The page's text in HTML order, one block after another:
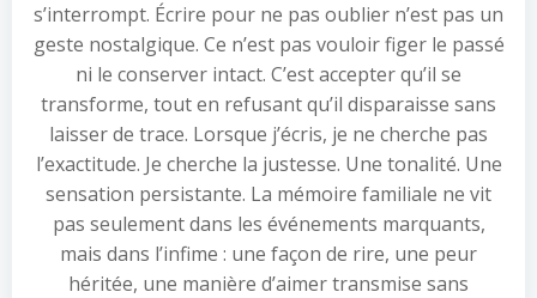
s’interrompt. Écrire pour ne pas oublier n’est pas un
geste nostalgique. Ce n’est pas vouloir figer le passé
ni le conserver intact. C’est accepter qu’il se
transforme, tout en refusant qu’il disparaisse sans
laisser de trace. Lorsque j’écris, je ne cherche pas
l’exactitude. Je cherche la justesse. Une tonalité. Une
sensation persistante. La mémoire familiale ne vit
pas seulement dans les événements marquants,
mais dans l’infime : une façon de rire, une peur
héritée, une manière d’aimer transmise sans